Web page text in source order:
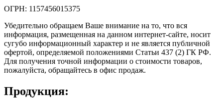
ОГРН: 1157456015375
Убедительно обращаем Ваше внимание на то, что вся
информация, размещенная на данном интернет-сайте, носит
сугубо информационный характер и не является публичной
офертой, определяемой положениями Статьи 437 (2) ГК РФ.
Для получения точной информации о стоимости товаров,
пожалуйста, обращайтесь в офис продаж.
Продукция: